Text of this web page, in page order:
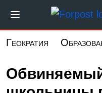
основному
Геократия